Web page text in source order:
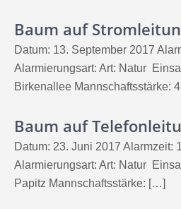
Baum auf
Datum: 13. September 2017
Alarmierungsart: Art: Natur
Birkenallee Mannschaftsstärke:
Baum auf
Datum: 23. Juni 2017 Alarmzeit:
Alarmierungsart: Art: Natur
Papitz Mannschaftsstärke: […]